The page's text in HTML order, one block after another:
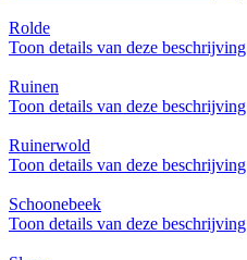
Rolde
Toon details van deze beschrijving
Ruinen
Toon details van deze beschrijving
Ruinerwold
Toon details van deze beschrijving
Schoonebeek
Toon details van deze beschrijving